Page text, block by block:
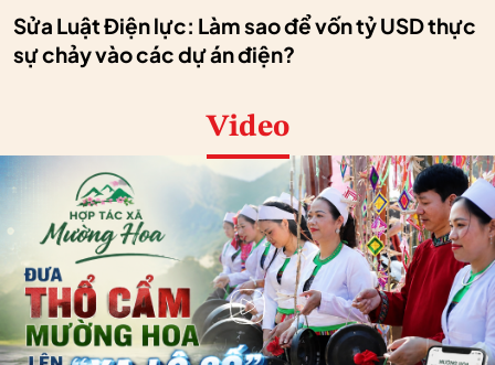
Sửa Luật Điện lực: Làm sao để vốn tỷ USD thực
sự chảy vào các dự án điện?
Video